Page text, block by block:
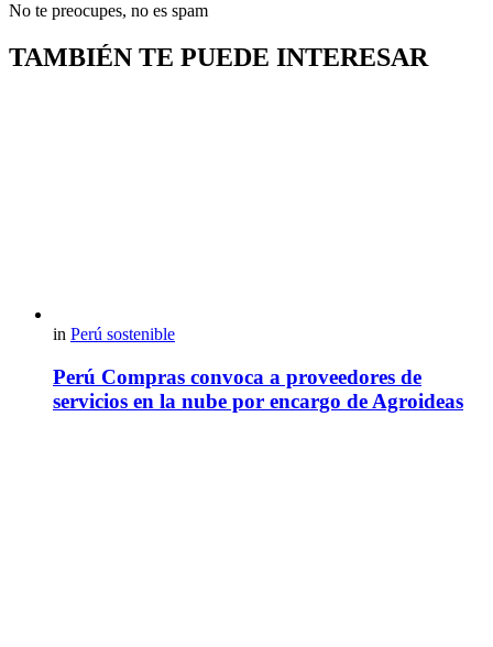
No te preocupes, no es spam
TAMBIÉN TE PUEDE INTERESAR
in Perú sostenible
Perú Compras convoca a proveedores de
servicios en la nube por encargo de Agroideas